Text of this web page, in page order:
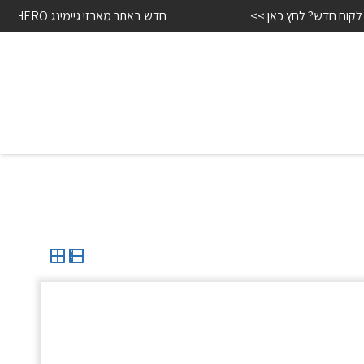
לקוח חדש? לחץ כאן >> חדש באתר מארזי גיימינג HERO